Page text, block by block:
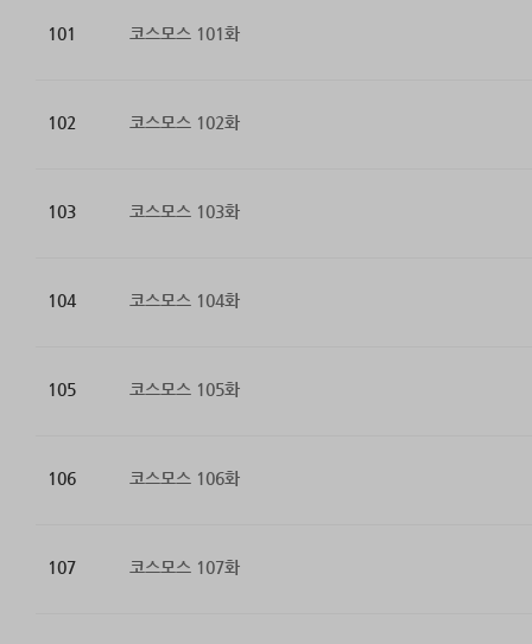
101 코스모스 101화
102 코스모스 102화
103 코스모스 103화
104 코스모스 104화
105 코스모스 105화
106 코스모스 106화
107 코스모스 107화